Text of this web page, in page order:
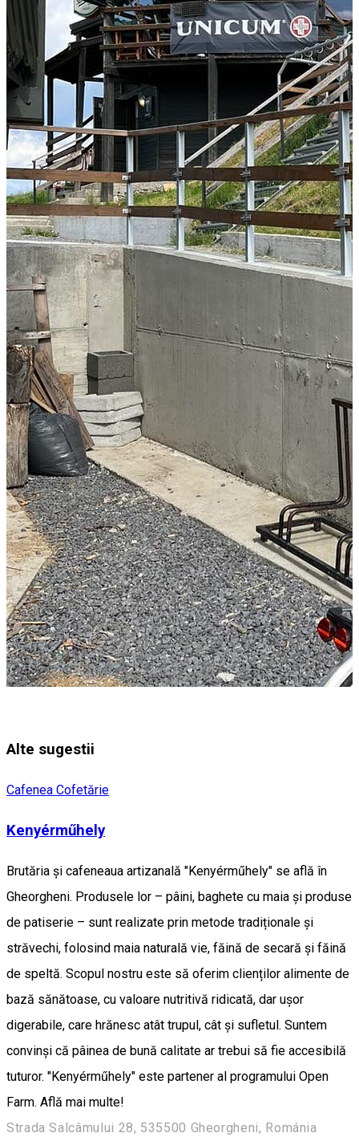
Alte sugestii
Cafenea Cofetărie
Kenyérműhely
Brutăria și cafeneaua artizanală "Kenyérműhely" se află în
Gheorgheni. Produsele lor – pâini, baghete cu maia și produse
de patiserie – sunt realizate prin metode tradiționale și
străvechi, folosind maia naturală vie, făină de secară și făină
de speltă. Scopul nostru este să oferim clienților alimente de
bază sănătoase, cu valoare nutritivă ridicată, dar ușor
digerabile, care hrănesc atât trupul, cât și sufletul. Suntem
convinși că pâinea de bună calitate ar trebui să fie accesibilă
tuturor. "Kenyérműhely" este partener al programului Open
Farm. Află mai multe!
Strada Salcâmului 28, 535500 Gheorgheni, Románia